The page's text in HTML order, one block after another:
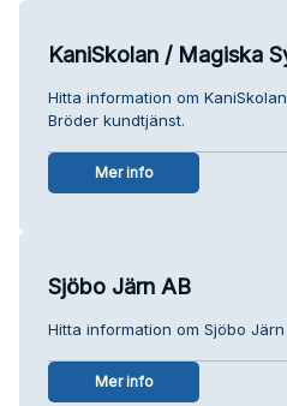
KaniSkolan / Magiska
Hitta information om
Bröder kundtjänst.
Mer info
Sjöbo Järn AB
Hitta information om Sjöbo
Mer info